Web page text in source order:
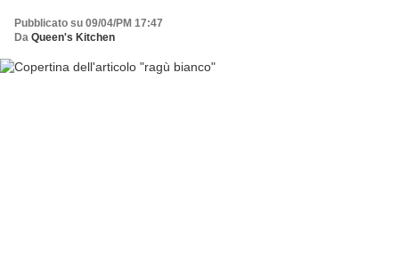
Pubblicato su 09/04/PM 17:47
Da Queen's Kitchen